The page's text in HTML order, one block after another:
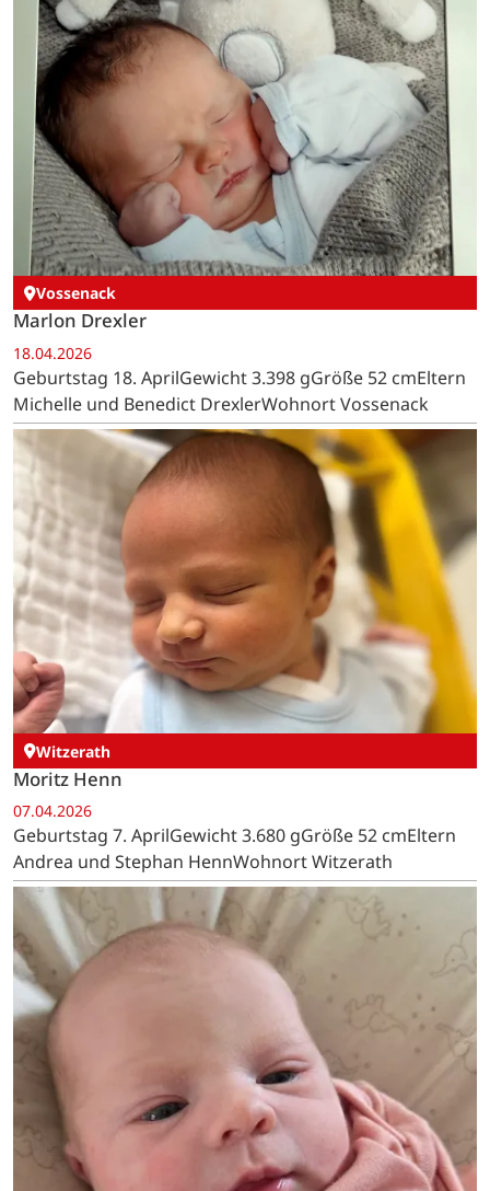
Vossenack
Marlon Drexler
18.04.2026
Geburtstag 18. AprilGewicht 3.398 gGröße 52 cmEltern
Michelle und Benedict DrexlerWohnort Vossenack
Witzerath
Moritz Henn
07.04.2026
Geburtstag 7. AprilGewicht 3.680 gGröße 52 cmEltern
Andrea und Stephan HennWohnort Witzerath